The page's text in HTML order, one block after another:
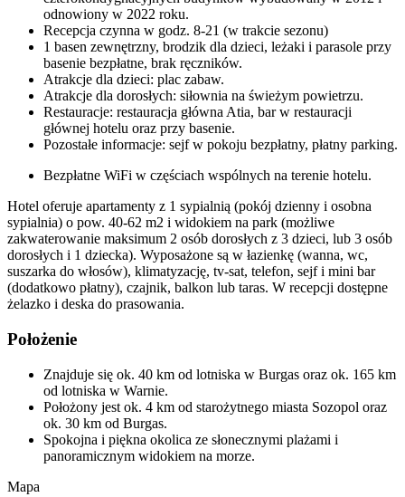
odnowiony w 2022 roku.
Recepcja czynna w godz. 8-21 (w trakcie sezonu)
1 basen zewnętrzny, brodzik dla dzieci, leżaki i parasole przy
basenie bezpłatne, brak ręczników.
Atrakcje dla dzieci: plac zabaw.
Atrakcje dla dorosłych: siłownia na świeżym powietrzu.
Restauracje: restauracja główna Atia, bar w restauracji
głównej hotelu oraz przy basenie.
Pozostałe informacje: sejf w pokoju bezpłatny, płatny parking.
Bezpłatne WiFi w częściach wspólnych na terenie hotelu.
Hotel oferuje apartamenty z 1 sypialnią (pokój dzienny i osobna
sypialnia) o pow. 40-62 m2 i widokiem na park (możliwe
zakwaterowanie maksimum 2 osób dorosłych z 3 dzieci, lub 3 osób
dorosłych i 1 dziecka). Wyposażone są w łazienkę (wanna, wc,
suszarka do włosów), klimatyzację, tv-sat, telefon, sejf i mini bar
(dodatkowo płatny), czajnik, balkon lub taras. W recepcji dostępne
żelazko i deska do prasowania.
Położenie
Znajduje się ok. 40 km od lotniska w Burgas oraz ok. 165 km
od lotniska w Warnie.
Położony jest ok. 4 km od starożytnego miasta Sozopol oraz
ok. 30 km od Burgas.
Spokojna i piękna okolica ze słonecznymi plażami i
panoramicznym widokiem na morze.
Mapa